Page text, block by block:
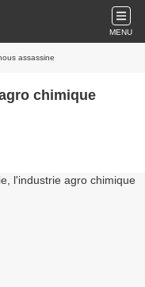
MENU
assassine
chimique